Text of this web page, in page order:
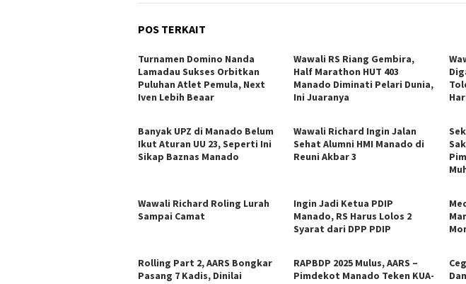
POS TERKAIT
Turnamen Domino Nanda
Lamadau Sukses Orbitkan
Puluhan Atlet Pemula, Next
Iven Lebih Beaar
Wawali RS Riang Gembira,
Half Marathon HUT 403
Manado Diminati Pelari Dunia,
Ini Juaranya
Banyak UPZ di Manado Belum
Ikut Aturan UU 23, Seperti Ini
Sikap Baznas Manado
Wawali Richard Ingin Jalan
Sehat Alumni HMI Manado di
Reuni Akbar 3
Wawali Richard Roling Lurah
Sampai Camat
Ingin Jadi Ketua PDIP
Manado, RS Harus Lolos 2
Syarat dari DPP PDIP
Rolling Part 2, AARS Bongkar
Pasang 7 Kadis, Dinilai
RAPBDP 2025 Mulus, AARS –
Pimdekot Manado Teken KUA-